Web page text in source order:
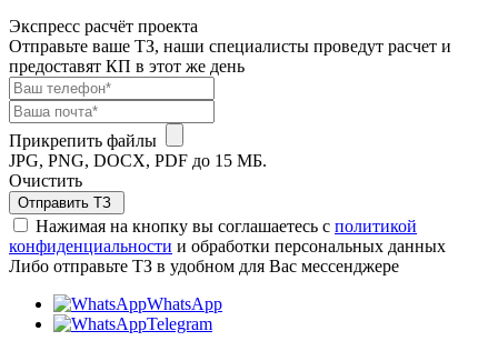
Экспресс расчёт проекта
Отправьте ваше ТЗ, наши специалисты проведут расчет и
предоставят КП в этот же день
Прикрепить файлы
JPG, PNG, DOCX, PDF до 15 МБ.
Очистить
Отправить ТЗ
Нажимая на кнопку вы соглашаетесь с политикой
конфиденциальности и обработки персональных данных
Либо отправьте ТЗ в удобном для Вас мессенджере
WhatsApp
Telegram